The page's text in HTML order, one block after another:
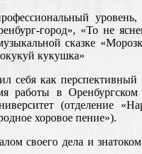
город», «То не
сказке
кукушка»
себя как
работы в
(отделение
хоровое пение»).
своего дела и